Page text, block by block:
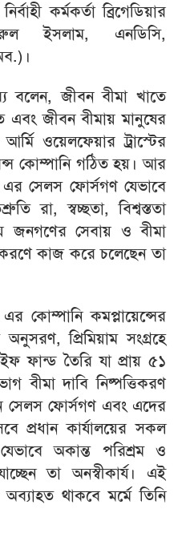
কর্মকর্তা ব্রিগেডিয়ার
ইসলাম, এনডিসি,
বলেন, জীবন বীমা খাতে
এবং জীবন বীমায় মানুষের
ওয়েলফেয়ার ট্রাস্টের
কোম্পানি গঠিত হয়। আর
সেলস ফোর্সগণ যেভাবে
রা, স্বচ্ছতা, বিশ্বস্ততা
জনগণের সেবায় ও বীমা
কাজ করে চলেছেন তা
কোম্পানি কমপ্লায়েন্সের
প্রিমিয়াম সংগ্রহে
ফান্ড তৈরি যা প্রায় ৫১
বীমা দাবি নিষ্পত্তিকরণ
সেলস ফোর্সগণ এবং এদের
প্রধান কার্যালয়ের সকল
অকান্ত পরিশ্রম ও
তা অনস্বীকার্য। এই
থাকবে মর্মে তিনি